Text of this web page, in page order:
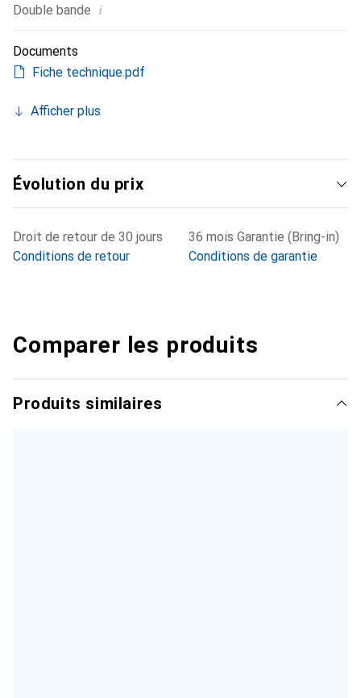
Double bande i
Documents
Fiche technique.pdf
Afficher plus
Évolution du prix
Droit de retour de 30 jours
Conditions de retour
36 mois Garantie (Bring-in)
Conditions de garantie
Comparer les produits
Produits similaires